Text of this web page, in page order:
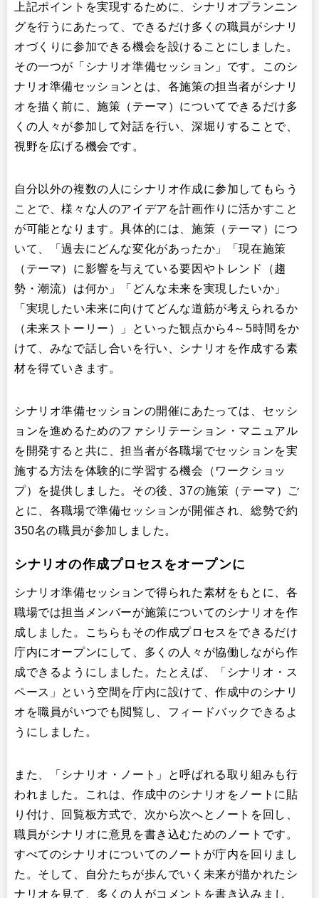
上記ポイントを実現するために、シナリオプランニン
グを行うにあたって、できるだけ多くの職員がシナリ
オづくりに参加できる機会を設けることにしました。
その一つが「シナリオ準備セッション」です。このシ
ナリオ準備セッションとは、各施策の担当者がシナリ
オを描く前に、施策（テーマ）についてできるだけ多
くの人々が参加して対話を行い、深堀りすることで、
視野を広げる機会です。
自分以外の複数の人にシナリオ作成に参加してもらう
ことで、様々な人のアイデアを計画作りに活かすこと
が可能となります。具体的には、施策（テーマ）につ
いて、「過去にどんな変化があったか」「現在施策
（テーマ）に影響を与えている要因やトレンド（趨
勢・潮流）は何か」「どんな未来を実現したいか」
「実現したい未来に向けてどんな道筋が考えられるか
（未来ストーリー）」といった観点から4～5時間をか
けて、みなで話し合いを行い、シナリオを作成する素
材を得ていきます。
シナリオ準備セッションの開催にあたっては、セッシ
ョンを進めるためのファシリテーション・マニュアル
を開発すると共に、担当者が各職場でセッションを実
施する方法を体験的に学習する機会（ワークショッ
プ）を提供しました。その後、37の施策（テーマ）ご
とに、各職場で準備セッションが開催され、総勢で約
350名の職員が参加しました。
シナリオの作成プロセスをオープンに
シナリオ準備セッションで得られた素材をもとに、各
職場では担当メンバーが施策についてのシナリオを作
成しました。こちらもその作成プロセスをできるだけ
庁内にオープンにして、多くの人々が協働しながら作
成できるようにしました。たとえば、「シナリオ・ス
ペース」という空間を庁内に設けて、作成中のシナリ
オを職員がいつでも閲覧し、フィードバックできるよ
うにしました。
また、「シナリオ・ノート」と呼ばれる取り組みも行
われました。これは、作成中のシナリオをノートに貼
り付け、回覧板方式で、次から次へとノートを回し、
職員がシナリオに意見を書き込むためのノートです。
すべてのシナリオについてのノートが庁内を回りまし
た。そして、自分たちが歩んでいく未来が描かれたシ
ナリオを見て、多くの人がコメントを書き込みまし